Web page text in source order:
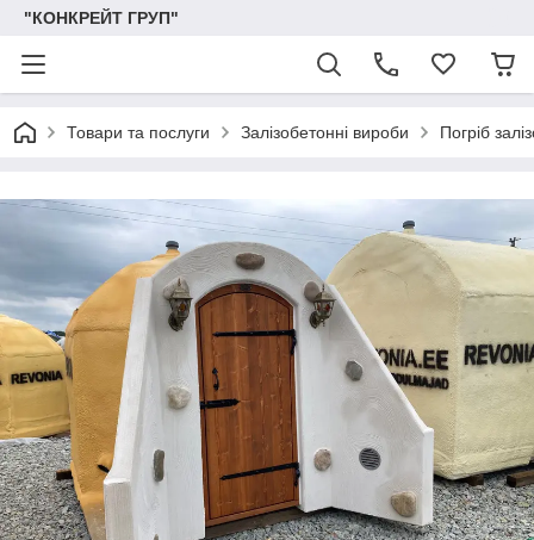
"КОНКРЕЙТ ГРУП"
Товари та послуги Залізобетонні вироби Погріб